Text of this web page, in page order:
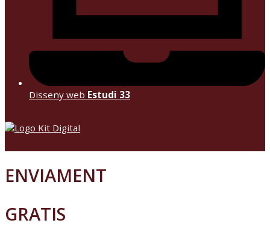
Disseny web Estudi 33
ENVIAMENT
GRATIS